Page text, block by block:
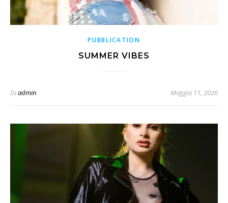
PUBBLICATION
SUMMER VIBES
Diadmin Maggio 11, 2026